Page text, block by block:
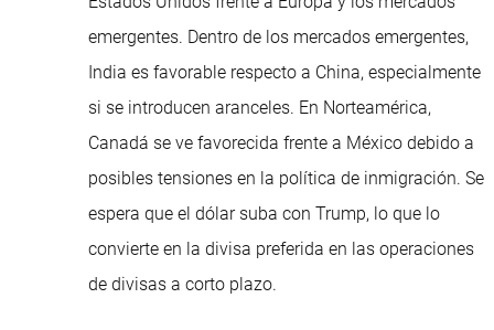
emergentes. Dentro de los mercados emergentes,
India es favorable respecto a China, especialmente
si se introducen aranceles. En Norteamérica,
Canadá se ve favorecida frente a México debido a
posibles tensiones en la política de inmigración. Se
espera que el dólar suba con Trump, lo que lo
convierte en la divisa preferida en las operaciones
de divisas a corto plazo.